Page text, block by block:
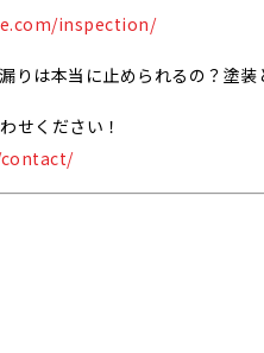
inspection/
は本当に止められるの？塗装
せください！